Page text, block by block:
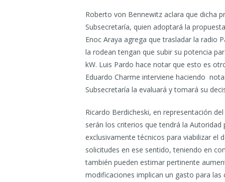
Roberto von Bennewitz aclara que dicha
Subsecretaría, quien adoptará la
Enoc Araya agrega que trasladar la radio
la rodean tengan que subir su potencia
kW. Luis Pardo hace notar que esto es
Eduardo Charme interviene haciendo
Subsecretaría la evaluará y tomará su
Ricardo Berdicheski, en representación
serán los criterios que tendrá la
exclusivamente técnicos para viabilizar el
solicitudes en ese sentido, teniendo en
también pueden estimar pertinente
modificaciones implican un gasto para